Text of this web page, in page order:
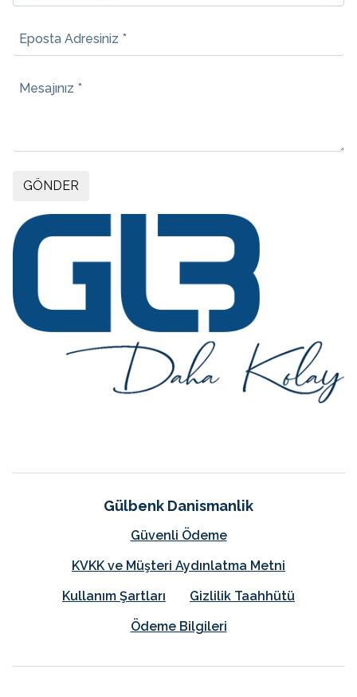
Eposta Adresiniz *
Mesajınız *
GÖNDER
Gülbenk Danismanlik
Güvenli Ödeme
KVKK ve Müşteri Aydınlatma Metni
Kullanım Şartları
Gizlilik Taahhütü
Ödeme Bilgileri